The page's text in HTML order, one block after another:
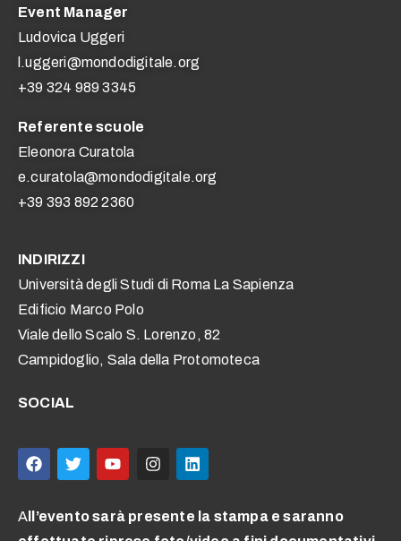
Event Manager
Ludovica Uggeri
l.uggeri@mondodigitale.org
+39 324 989 3345
Referente scuole
Eleonora Curatola
e.curatola@mondodigitale.org
+39 393 892 2360
INDIRIZZI
Università degli Studi di Roma La Sapienza
Edificio Marco Polo
Viale dello Scalo S. Lorenzo, 82
Campidoglio, Sala della Protomoteca
SOCIAL
A ll’evento sarà presente la stampa e saranno